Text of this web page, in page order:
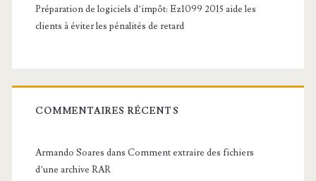
Préparation de logiciels d’impôt: Ez1099 2015 aide les
clients à éviter les pénalités de retard
COMMENTAIRES RÉCENTS
Armando Soares dans Comment extraire des fichiers
d’une archive RAR